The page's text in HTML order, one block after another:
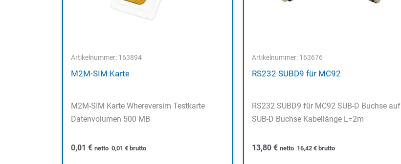
Artikelnummer: 163894
M2M-SIM Karte
M2M-SIM Karte Whereversim Testkarte
Datenvolumen 500 MB
0,01 € netto 0,01 €brutto
Artikelnummer: 163676
RS232 SUBD9 für MC92
RS232 SUBD9 für MC92 SUB-D Buchse auf
SUB-D Buchse Kabellänge L=2m
13,80 € netto 16,42 €brutto